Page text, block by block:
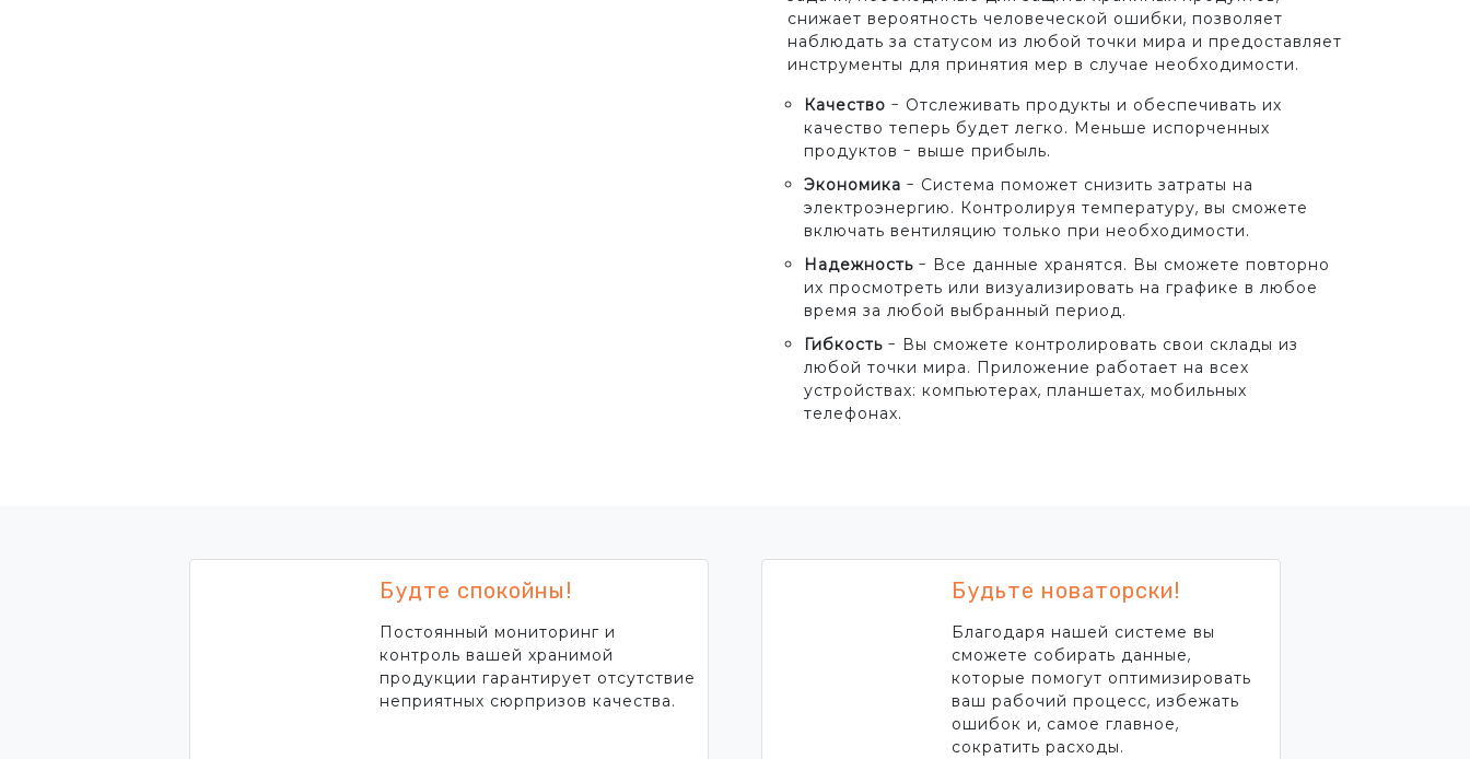
снижает вероятность человеческой ошибки, позволяет
наблюдать за статусом из любой точки мира и предоставляет
инструменты для принятия мер в случае необходимости.
Качество - Отслеживать продукты и обеспечивать их
качество теперь будет легко. Меньше испорченных
продуктов - выше прибыль.
Экономика - Система поможет снизить затраты на
электроэнергию. Контролируя температуру, вы сможете
включать вентиляцию только при необходимости.
Надежность - Все данные хранятся. Вы сможете повторно
их просмотреть или визуализировать на графике в любое
время за любой выбранный период.
Гибкость - Вы сможете контролировать свои склады из
любой точки мира. Приложение работает на всех
устройствах: компьютерах, планшетах, мобильных
телефонах.
Будте спокойны!
Постоянный мониторинг и
контроль вашей хранимой
продукции гарантирует отсутствие
неприятных сюрпризов качества.
Будьте новаторски!
Благодаря нашей системе вы
сможете собирать данные,
которые помогут оптимизировать
ваш рабочий процесс, избежать
ошибок и, самое главное,
сократить расходы.